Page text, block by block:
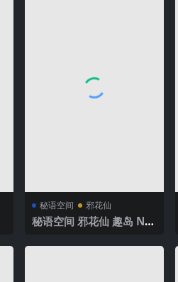
秘语空间 邪花仙
秘语空间 邪花仙 趣岛 NO.
新完整版